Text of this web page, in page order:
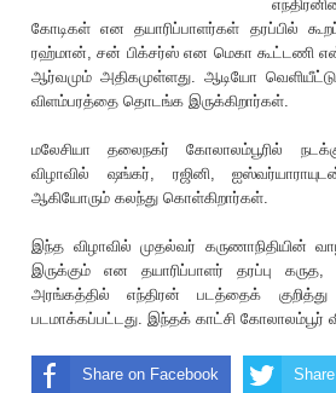
கோடிகள் என தயா‌ரிப்பாளர்கள் தரப்பில்
ரஹ்மான், சன் பிக்சர்ஸ் என மெகா கூட்டணி
ஆர்வமும் அதிகமுள்ளது. ஆடியோ வெளியீட்டு
விளம்பரத்தை தொடங்க இருக்கிறார்கள்.
மலேசியா தலைநகர் கோலாலம்பூ‌ரில்
விழாவில் ஷங்கர், ர‌ஜினி,
ஆகியோரும் கலந்து கொள்கிறார்கள்.
இந்த விழாவில் முதல்வர் கருணாநிதியின்
இருக்கும் என தயா‌ரிப்பாளர் தரப்பு
அரங்கத்தில் எந்திரன் படத்தைக் குறித்து
படமாக்கப்பட்டது. இந்தக் காட்சி கோலாலம்பூர்
Share on Facebook